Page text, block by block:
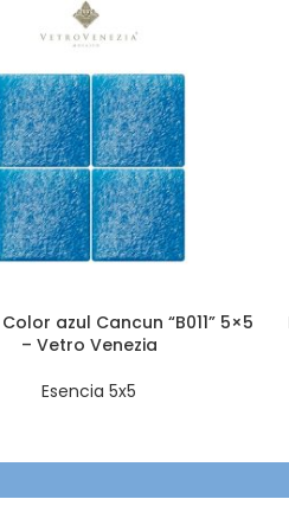
azul Cancun “B011” 5×5
– Vetro Venezia
Esencia 5x5